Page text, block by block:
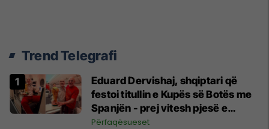
Trend Telegrafi
Eduard Dervishaj, shqiptari që
festoi titullin e Kupës së Botës me
Spanjën - prej vitesh pjesë e
federatës spanjolle
Përfaqësueset